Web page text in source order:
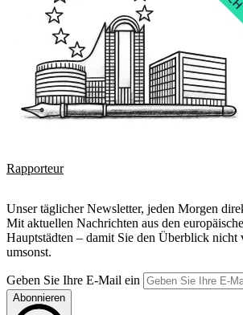
Rapporteur
Unser täglicher Newsletter, jeden Morgen
Mit aktuellen Nachrichten aus den
Hauptstädten – damit Sie den Überblick nicht
umsonst.
Geben Sie Ihre E-Mail ein
Abonnieren